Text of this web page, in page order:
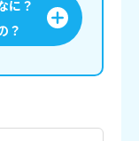
に？
？